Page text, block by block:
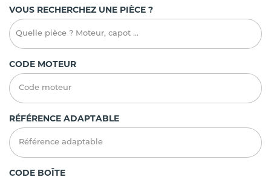
VOUS RECHERCHEZ UNE PIÈCE ?
CODE MOTEUR
RÉFÉRENCE ADAPTABLE
CODE BOÎTE